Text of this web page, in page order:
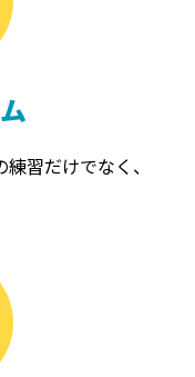
習だけでなく、